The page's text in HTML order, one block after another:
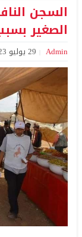
السجن
الصغير
Admin 29 يوليو 2023